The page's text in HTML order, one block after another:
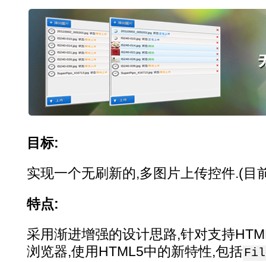
目标:
实现一个无刷新的,多图片上传控件.(目
特点:
采用渐进增强的设计思路,针对支持
浏览器,使用HTML5中的新特性,包括